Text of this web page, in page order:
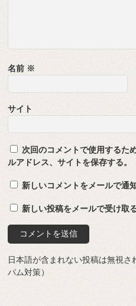
名前 ※
サイト
次回のコメントで使用するた
ルアドレス、サイトを保存する。
新しいコメントをメールで通
新しい投稿をメールで受け取
日本語が含まれない投稿は無視
パム対策）